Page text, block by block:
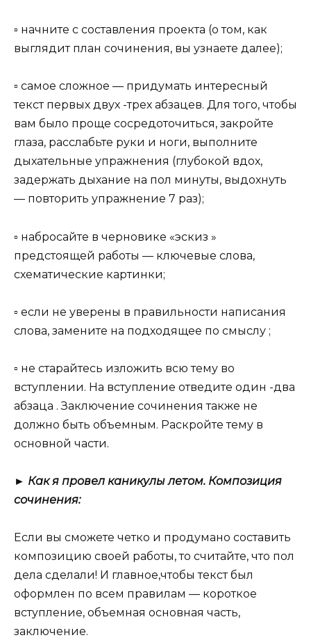
▫ начните с составления проекта (о том, как
выглядит план сочинения, вы узнаете далее);
▫ самое сложное — придумать интересный
текст первых двух -трех абзацев. Для того, чтобы
вам было проще сосредоточиться, закройте
глаза, расслабьте руки и ноги, выполните
дыхательные упражнения (глубокой вдох,
задержать дыхание на пол минуты, выдохнуть
— повторить упражнение 7 раз);
▫ набросайте в черновике «эскиз »
предстоящей работы — ключевые слова,
схематические картинки;
▫ если не уверены в правильности написания
слова, замените на подходящее по смыслу ;
▫ не старайтесь изложить всю тему во
вступлении. На вступление отведите один -два
абзаца . Заключение сочинения также не
должно быть объемным. Раскройте тему в
основной части.
► Как я провел каникулы летом. Композиция
сочинения:
Если вы сможете четко и продумано составить
композицию своей работы, то считайте, что пол
дела сделали! И главное,чтобы текст был
оформлен по всем правилам — короткое
вступление, объемная основная часть,
заключение.